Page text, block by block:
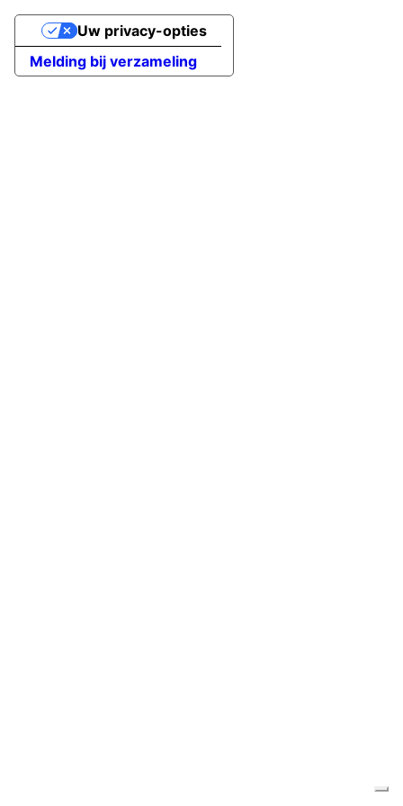
Melding bij verzameling
Uw privacy-opties